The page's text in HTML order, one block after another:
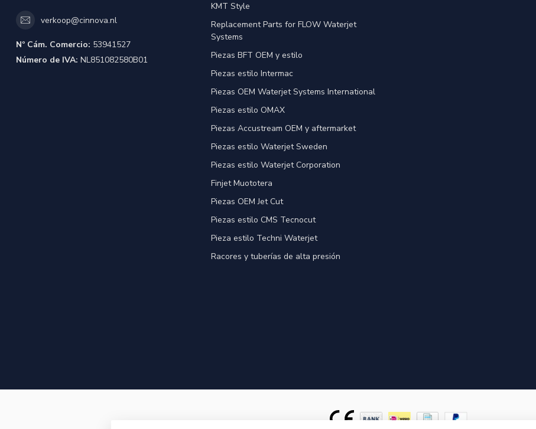
verkoop@cinnova.nl
Nº Cám. Comercio: 53941527
Número de IVA: NL851082580B01
KMT Style
Replacement Parts for FLOW Waterjet
Systems
Piezas BFT OEM y estilo
Piezas estilo Intermac
Piezas OEM Waterjet Systems International
Piezas estilo OMAX
Piezas Accustream OEM y aftermarket
Piezas estilo Waterjet Sweden
Piezas estilo Waterjet Corporation
Finjet Muototera
Piezas OEM Jet Cut
Piezas estilo CMS Tecnocut
Pieza estilo Techni Waterjet
Racores y tuberías de alta presión